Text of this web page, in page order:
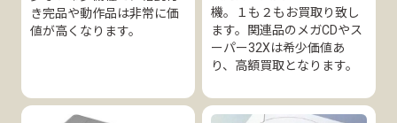
き完品や動作品は非常に価
値が高くなります。
機。１も２もお買取り致し
ます。関連品のメガCDやス
ーパー32Xは希少価値あ
り、高額買取となります。